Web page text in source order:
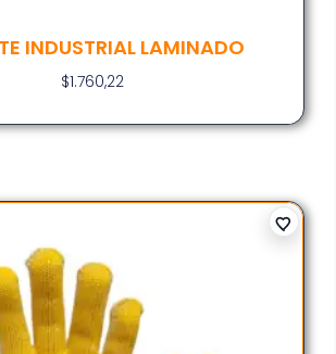
INDUSTRIAL LAMINADO
$1.760,22